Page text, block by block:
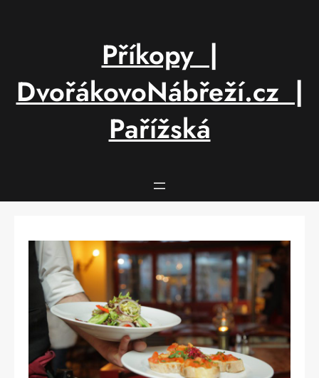
Příkopy |
DvořákovoNábřeží.cz |
Pařížská